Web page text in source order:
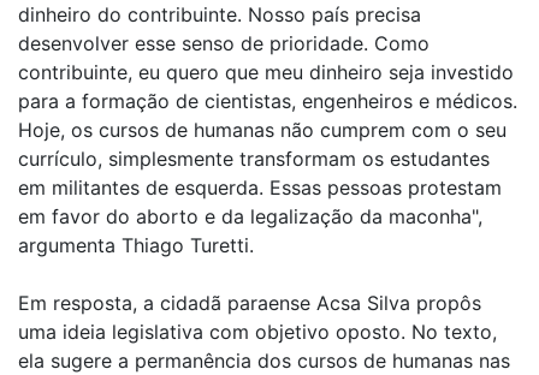
dinheiro do contribuinte. Nosso país precisa
desenvolver esse senso de prioridade. Como
contribuinte, eu quero que meu dinheiro seja investido
para a formação de cientistas, engenheiros e médicos.
Hoje, os cursos de humanas não cumprem com o seu
currículo, simplesmente transformam os estudantes
em militantes de esquerda. Essas pessoas protestam
em favor do aborto e da legalização da maconha",
argumenta Thiago Turetti.
Em resposta, a cidadã paraense Acsa Silva propôs
uma ideia legislativa com objetivo oposto. No texto,
ela sugere a permanência dos cursos de humanas nas